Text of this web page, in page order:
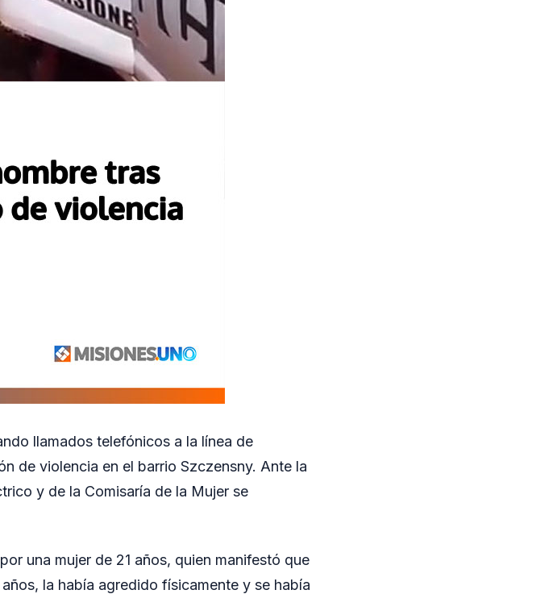
llamados telefónicos a la línea de
de violencia en el barrio Szczensny. Ante la
y de la Comisaría de la Mujer se
una mujer de 21 años, quien manifestó que
la había agredido físicamente y se había